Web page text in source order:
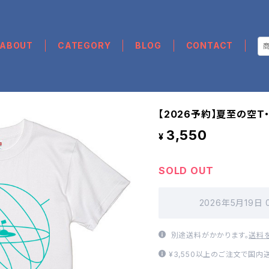
CATEGORY BLOG CONTACT
【2026予約】夏至の空T
¥ 3,550
SOLD OUT
2026年5月19日
別途送料がかかります。送料
¥3,550以上のご注文で国内